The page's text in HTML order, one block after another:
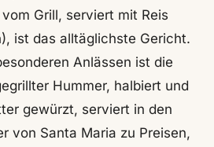
Grill, serviert mit Reis
ist das alltäglichste Gericht.
Anlässen ist die
Hummer, halbiert und
gewürzt, serviert in den
von Santa Maria zu Preisen,